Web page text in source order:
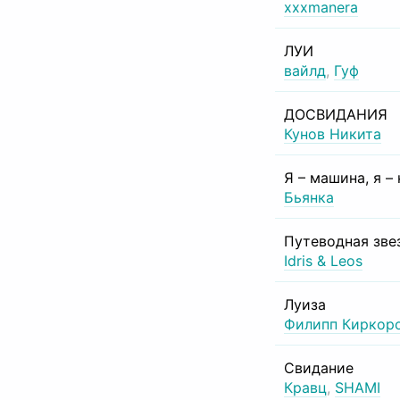
xxxmanera
ЛУИ
вайлд, Гуф
ДОСВИДАНИЯ
Кунов Никита
Я – машина, я –
Бьянка
Путеводная
Idris & Leos
Луиза
Филипп
Свидание
Кравц, SHAMI